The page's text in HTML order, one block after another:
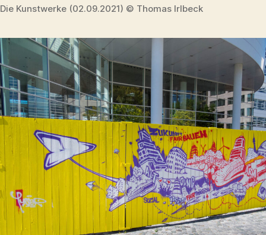
Die Kunstwerke (02.09.2021) © Thomas Irlbeck